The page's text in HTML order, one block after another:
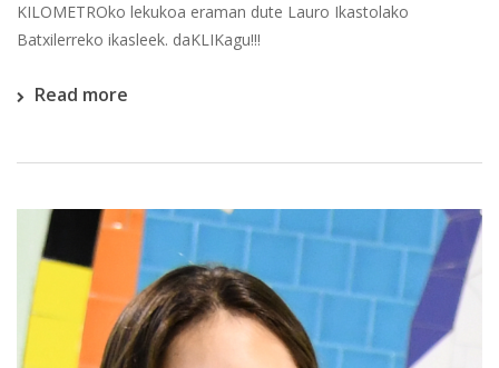
KILOMETROko lekukoa eraman dute Lauro Ikastolako
Batxilerreko ikasleek. daKLIKagu!!!
Read more